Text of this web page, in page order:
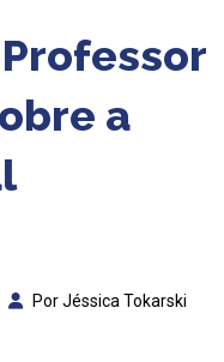
a
Por Jéssica Tokarski